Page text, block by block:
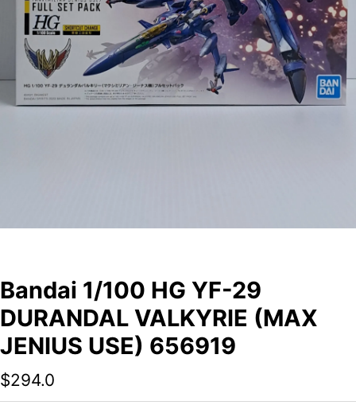
Bandai 1/100 HG YF-29
DURANDAL VALKYRIE (MAX
JENIUS USE) 656919
$294.0